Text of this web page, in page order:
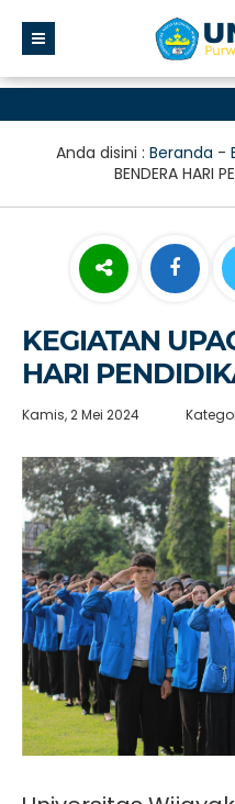
Anda disini : Beranda -
BENDERA HARI
KEGIATAN
HARI
Kamis, 2 Mei 2024